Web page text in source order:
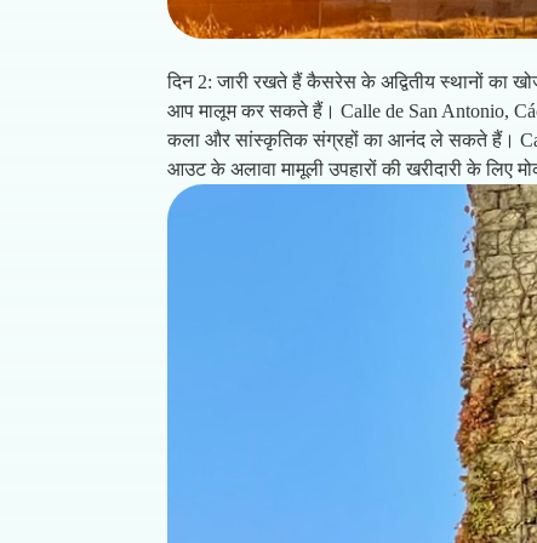
दिन 2: जारी रखते हैं कैसरेस के अद्वितीय स्थानों का
आप मालूम कर सकते हैं। Calle de San Antonio,
कला और सांस्कृतिक संग्रहों का आनंद ले सकते हैं।
आउट के अलावा मामूली उपहारों की खरीदारी के लिए